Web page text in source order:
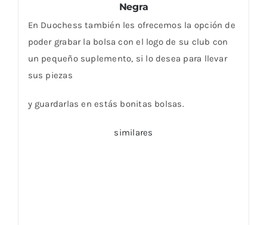
Negra
En Duochess también les ofrecemos la opción de
poder grabar la bolsa con el logo de su club con
un pequeño suplemento, si lo desea para llevar
sus piezas
y guardarlas en estás bonitas bolsas.
similares